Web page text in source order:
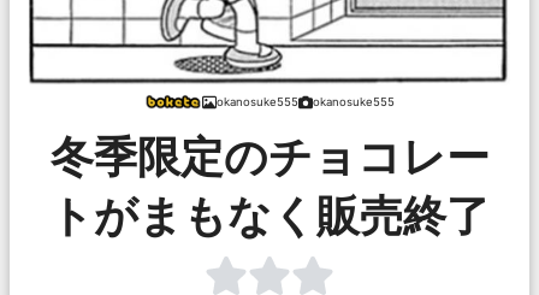
okanosuke555 okanosuke555
冬季限定のチョコレー
トがまもなく販売終了